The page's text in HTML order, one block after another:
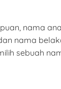
nama
nama
sebuah